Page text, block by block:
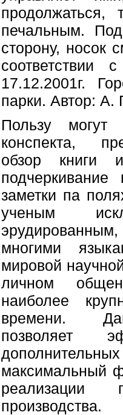
печальным.
сторону, носок
17.12.2001г.
парки. Автор: А.
Пользу могут
конспекта,
обзор книги
заметки па
ученым
многими
мировой
личном
наиболее
времени.
позволяет
максимальный
реализации
производства.